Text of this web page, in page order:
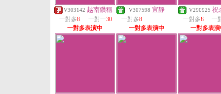
V303142 越南鑽稱
一對多8 一對一30
一對多表演中
V307598 宜靜
一對多8
一對多表演中
V290925 祝
一對多8
一
一對多表